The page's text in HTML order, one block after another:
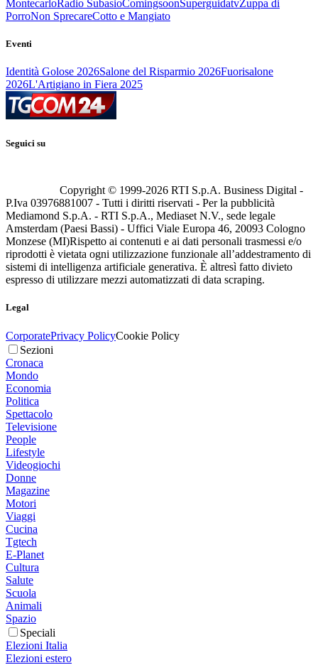
MontecarloRadio SubasioComingsoonSuperguidatvZuppa di
PorroNon SprecareCotto e Mangiato
Eventi
Identità Golose 2026Salone del Risparmio 2026Fuorisalone
2026L'Artigiano in Fiera 2025
Seguici su
Copyright © 1999-2026 RTI S.p.A. Business Digital -
P.Iva 03976881007 - Tutti i diritti riservati - Per la pubblicità
Mediamond S.p.A. - RTI S.p.A., Mediaset N.V., sede legale
Amsterdam (Paesi Bassi) - Uffici Viale Europa 46, 20093 Cologno
Monzese (MI)Rispetto ai contenuti e ai dati personali trasmessi e/o
riprodotti è vietata ogni utilizzazione funzionale all’addestramento di
sistemi di intelligenza artificiale generativa. È altresì fatto divieto
espresso di utilizzare mezzi automatizzati di data scraping.
Legal
CorporatePrivacy PolicyCookie Policy
Sezioni
Cronaca
Mondo
Economia
Politica
Spettacolo
Televisione
People
Lifestyle
Videogiochi
Donne
Magazine
Motori
Viaggi
Cucina
Tgtech
E-Planet
Cultura
Salute
Scuola
Animali
Spazio
Speciali
Elezioni Italia
Elezioni estero